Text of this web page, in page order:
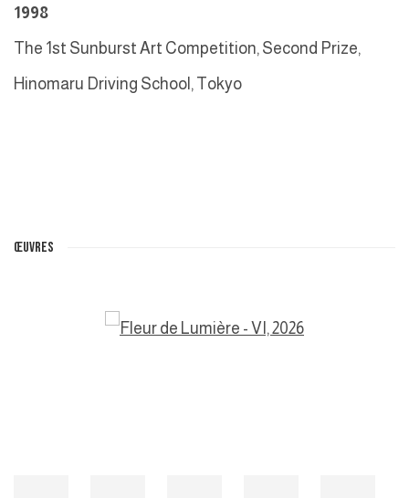
1998
The 1st Sunburst Art Competition, Second Prize,
Hinomaru Driving School, Tokyo
ŒUVRES